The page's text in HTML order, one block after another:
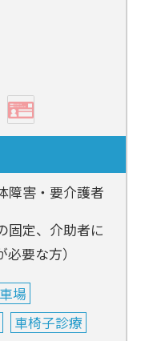
障害・要介護者
固定、介助者に
要な方）
場
車椅子診療